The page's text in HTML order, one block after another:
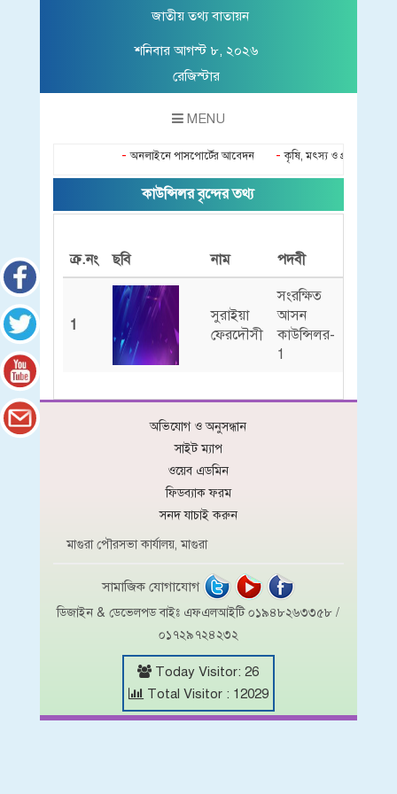
জাতীয় তথ্য বাতায়ন
শনিবার আগস্ট ৮, ২০২৬
রেজিস্টার
MENU
- অনলাইনে পাসপোর্টের আবেদন - কৃষি, মৎস্য ও প্রাণী-সেবা
কাউন্সিলর বৃন্দের তথ্য
ক্র.নং ছবি নাম পদবী
1
সুরাইয়া
ফেরদৌসী
সংরক্ষিত
আসন
কাউন্সিলর-
1
অভিযোগ ও অনুসন্ধান
সাইট ম্যাপ
ওয়েব এডমিন
ফিডব্যাক ফরম
সনদ যাচাই করুন
মাগুরা পৌরসভা কার্যালয়, মাগুরা
সামাজিক যোগাযোগ
ডিজাইন & ডেভেলপড বাইঃ এফএলআইটি ০১৯৪৮২৬৩৩৫৮ /
০১৭২৯৭২৪২৩২
Today Visitor: 26
Total Visitor : 12029